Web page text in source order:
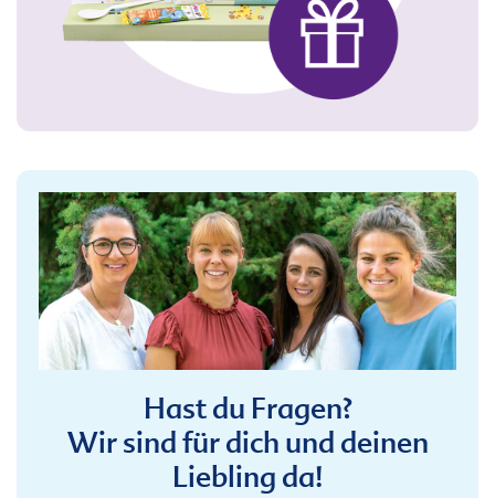
Hast du Fragen?
Wir sind für dich und deinen
Liebling da!